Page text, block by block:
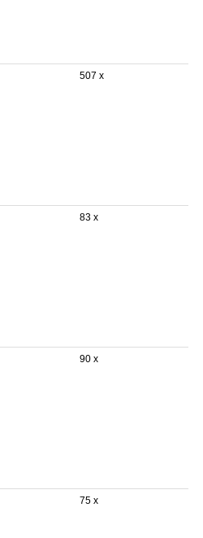
507 x
83 x
90 x
75 x